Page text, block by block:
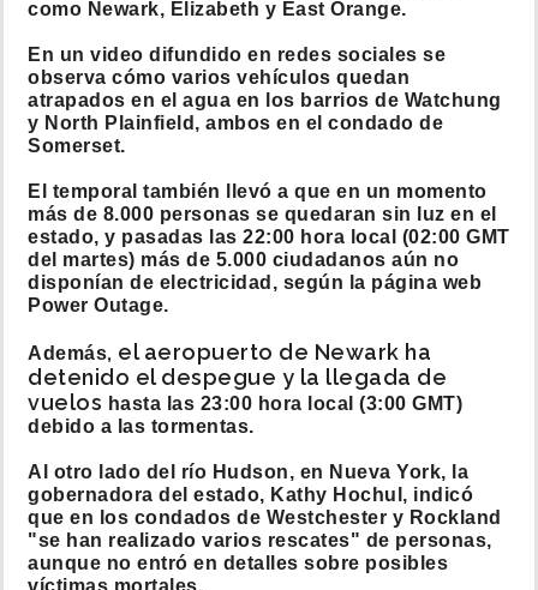
como Newark, Elizabeth y East Orange.
En un video difundido en redes sociales se
observa cómo varios vehículos quedan
atrapados en el agua en los barrios de Watchung
y North Plainfield, ambos en el condado de
Somerset.
El temporal también llevó a que en un momento
más de 8.000 personas se quedaran sin luz en el
estado, y pasadas las 22:00 hora local (02:00 GMT
del martes) más de 5.000 ciudadanos aún no
disponían de electricidad, según la página web
Power Outage.
Además, el aeropuerto de Newark ha
detenido el despegue y la llegada de
vuelos hasta las 23:00 hora local (3:00 GMT)
debido a las tormentas.
Al otro lado del río Hudson, en Nueva York, la
gobernadora del estado, Kathy Hochul, indicó
que en los condados de Westchester y Rockland
"se han realizado varios rescates" de personas,
aunque no entró en detalles sobre posibles